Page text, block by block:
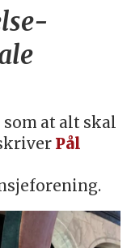
at alt skal
Pål